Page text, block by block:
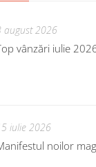
august 2026
vânzări iulie
iulie 2026
noilor